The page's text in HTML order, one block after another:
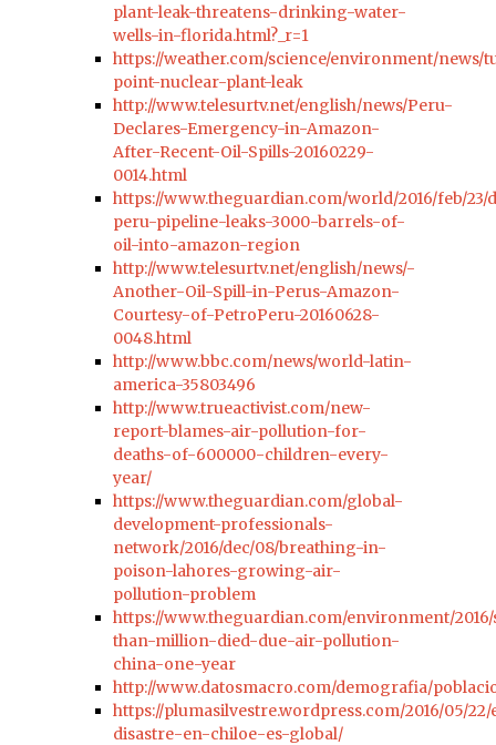
plant-leak-threatens-drinking-water-
wells-in-florida.html?_r=1
https://weather.com/science/environment/news/
point-nuclear-plant-leak
http://www.telesurtv.net/english/news/Peru-
Declares-Emergency-in-Amazon-
After-Recent-Oil-Spills-20160229-
0014.html
https://www.theguardian.com/world/2016/feb/23/
peru-pipeline-leaks-3000-barrels-of-
oil-into-amazon-region
http://www.telesurtv.net/english/news/-
Another-Oil-Spill-in-Perus-Amazon-
Courtesy-of-PetroPeru-20160628-
0048.html
http://www.bbc.com/news/world-latin-
america-35803496
http://www.trueactivist.com/new-
report-blames-air-pollution-for-
deaths-of-600000-children-every-
year/
https://www.theguardian.com/global-
development-professionals-
network/2016/dec/08/breathing-in-
poison-lahores-growing-air-
pollution-problem
https://www.theguardian.com/environment/
than-million-died-due-air-pollution-
china-one-year
http://www.datosmacro.com/demografia/
https://plumasilvestre.wordpress.com/2016/05/22/
disastre-en-chiloe-es-global/